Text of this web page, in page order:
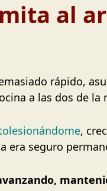
al
rápido,
a las dos de la
,
era seguro